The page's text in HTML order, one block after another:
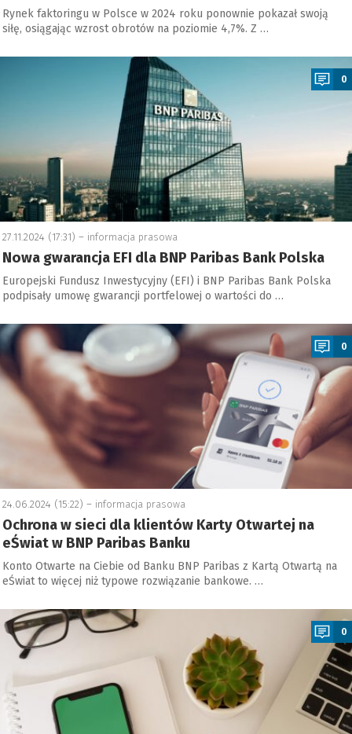
Rynek faktoringu w Polsce w 2024 roku ponownie pokazał swoją
siłę, osiągając wzrost obrotów na poziomie 4,7%. Z …
0
27.11.2024 (17:31) – informacja prasowa
Nowa gwarancja EFI dla BNP Paribas Bank Polska
Europejski Fundusz Inwestycyjny (EFI) i BNP Paribas Bank Polska
podpisały umowę gwarancji portfelowej o wartości do …
0
24.06.2024 (15:22) – informacja prasowa
Ochrona w sieci dla klientów Karty Otwartej na
eŚwiat w BNP Paribas Banku
Konto Otwarte na Ciebie od Banku BNP Paribas z Kartą Otwartą na
eŚwiat to więcej niż typowe rozwiązanie bankowe. …
0